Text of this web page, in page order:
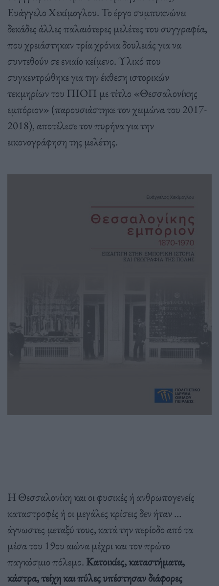
Ευάγγελο Χεκίμογλου. Το έργο συμπυκνώνει
δεκάδες άλλες παλαιότερες μελέτες του συγγραφέα,
που χρειάστηκαν τρία χρόνια δουλειάς για να
συντεθούν σε ενιαίο κείμενο. Υλικό που
συγκεντρώθηκε για την έκθεση ιστορικών
τεκμηρίων του ΠΙΟΠ με τίτλο «Θεσσαλονίκης
εμπόριον» (παρουσιάστηκε τον χειμώνα του 2017-
2018), αποτέλεσε τον πυρήνα για την
εικονογράφηση της μελέτης.
Η Θεσσαλονίκη και οι φυσικές ή ανθρωπογενείς
καταστροφές ή οι μεγάλες κρίσεις δεν ήταν …
άγνωστες μεταξύ τους, κατά την περίοδο από τα
μέσα του 19ου αιώνα μέχρι και τον πρώτο
παγκόσμιο πόλεμο. Κατοικίες, καταστήματα,
κάστρα, τείχη και πύλες υπέστησαν διάφορες